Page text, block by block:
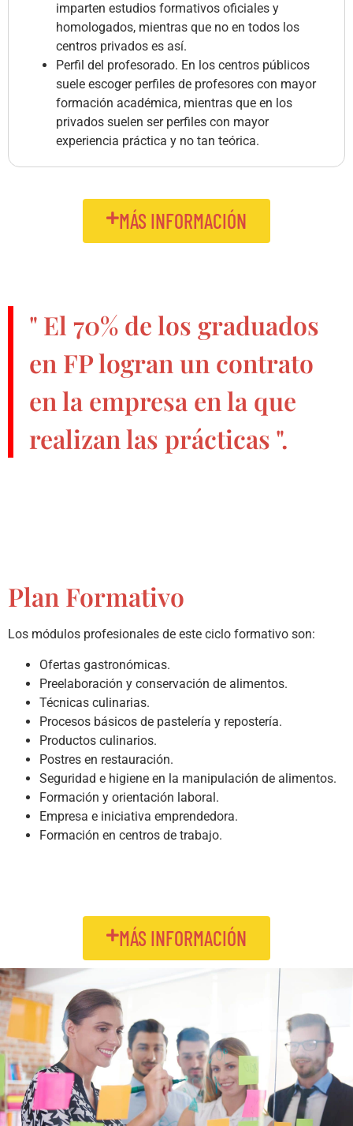
imparten estudios formativos oficiales y
homologados, mientras que no en todos los
centros privados es así.
Perfil del profesorado. En los centros públicos
suele escoger perfiles de profesores con mayor
formación académica, mientras que en los
privados suelen ser perfiles con mayor
experiencia práctica y no tan teórica.
MÁS INFORMACIÓN
" El 70% de los graduados
en FPlogran un contrato
en la empresa en la que
realizan las prácticas ".
Plan Formativo
Los módulos profesionales de este ciclo formativo son:
Ofertas gastronómicas.
Preelaboración y conservación de alimentos.
Técnicas culinarias.
Procesos básicos de pastelería y repostería.
Productos culinarios.
Postres en restauración.
Seguridad e higiene en la manipulación de alimentos.
Formación y orientación laboral.
Empresa e iniciativa emprendedora.
Formación en centros de trabajo.
MÁS INFORMACIÓN